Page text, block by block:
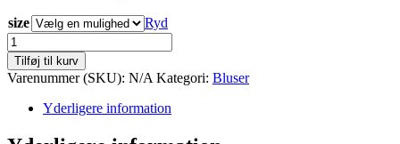
size
Ryd
babara
blå
anker
antal
Tilføj til kurv
Varenummer (SKU): N/A Kategori: Bluser
Yderligere information